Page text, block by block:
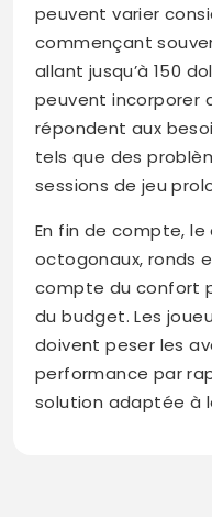
peuvent varier
commençant
allant jusqu’à 150
peuvent incorporer
répondent aux
tels que des
sessions de jeu
En fin de compte,
octogonaux, ronds
compte du confort
du budget. Les
doivent peser les
performance par
solution adaptée à